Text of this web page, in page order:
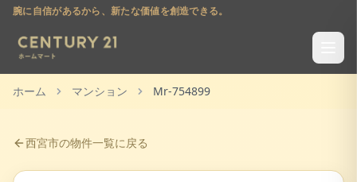
腕に自信があるから、新たな価値を創造できる。
ホーム マンション Mr-754899
西宮市の物件一覧に戻る